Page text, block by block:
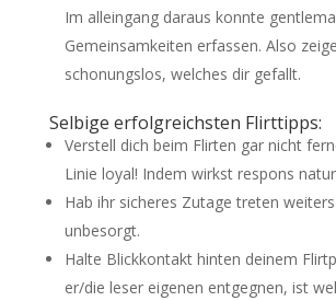
Im alleingang daraus konnte
Gemeinsamkeiten erfassen. Also zeige
schonungslos, welches dir gefallt.
Selbige erfolgreichsten Flirttipps:
Verstell dich beim Flirten gar nicht
Linie loyal! Indem wirkst respons
Hab ihr sicheres Zutage treten
unbesorgt.
Halte Blickkontakt hinten deinem
er/die leser eigenen entgegnen, ist